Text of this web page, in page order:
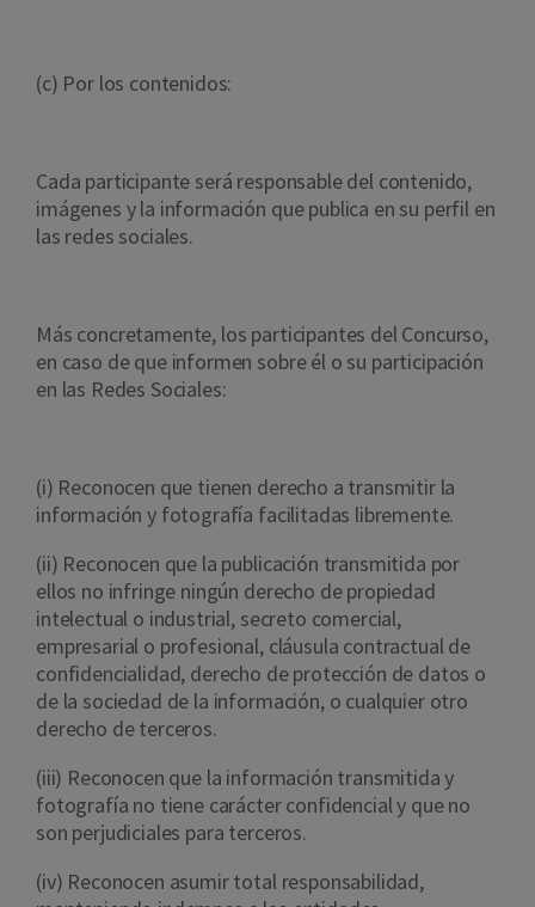
(c) Por los contenidos:
Cada participante será responsable del contenido,
imágenes y la información que publica en su perfil en
las redes sociales.
Más concretamente, los participantes del Concurso,
en caso de que informen sobre él o su participación
en las Redes Sociales:
(i) Reconocen que tienen derecho a transmitir la
información y fotografía facilitadas libremente.
(ii) Reconocen que la publicación transmitida por
ellos no infringe ningún derecho de propiedad
intelectual o industrial, secreto comercial,
empresarial o profesional, cláusula contractual de
confidencialidad, derecho de protección de datos o
de la sociedad de la información, o cualquier otro
derecho de terceros.
(iii) Reconocen que la información transmitida y
fotografía no tiene carácter confidencial y que no
son perjudiciales para terceros.
(iv) Reconocen asumir total responsabilidad,